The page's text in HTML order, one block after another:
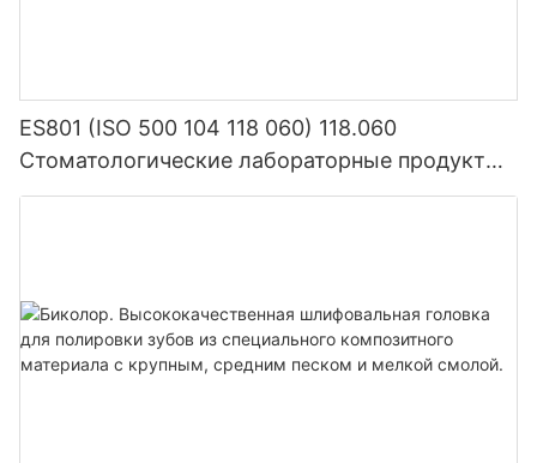
ES801 (ISO 500 104 118 060) 118.060
Стоматологические лабораторные продукты
Плотность Плотном карбид